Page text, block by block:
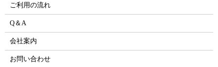
ご利用の流れ
Q＆A
会社案内
お問い合わせ